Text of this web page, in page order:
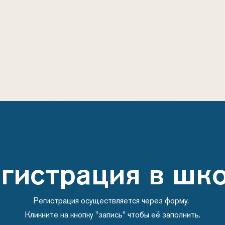
в
Регистрация осуществляется через форму.
Кликните на кнопку "запись" чтобы её заполнить.